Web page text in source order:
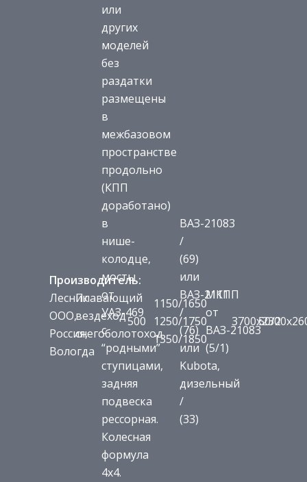
Производитель:
Лесник
ООО,
Россия,
Вологда
Плавающий
вездеход
снегоболотоход
или
других
моделей
без
раздатки
размещены
в
межбазовом
пространстве
продольно
(КПП
доработано)
в
нише-
колодце,
мосты
от
УАЗ-469
с
“родными”
ступицами,
задняя
подвеска
рессорная.
Колесная
формула
4х4.
500
1150/1650
1250/1750
1350/1850
ВАЗ-21083
/
(69)
или
ВАЗ-2111
/
(76)
или
Kubota,
дизельный
/
(33)
МКПП
от
ВАЗ-21083
(5/1)
50/2